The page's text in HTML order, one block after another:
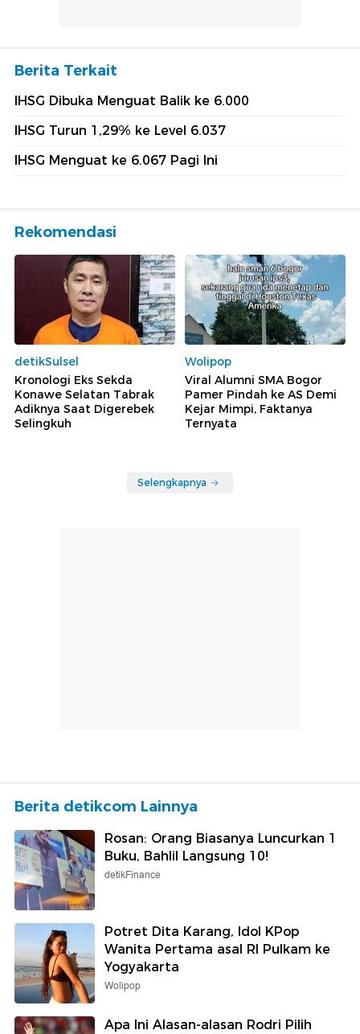
Berita Terkait
IHSG Dibuka Menguat Balik ke 6.000
IHSG Turun 1,29% ke Level 6.037
IHSG Menguat ke 6.067 Pagi Ini
Rekomendasi
detikSulsel
Kronologi Eks Sekda
Konawe Selatan Tabrak
Adiknya Saat Digerebek
Selingkuh
Wolipop
Viral Alumni SMA Bogor
Pamer Pindah ke AS Demi
Kejar Mimpi, Faktanya
Ternyata
Selengkapnya
Berita detikcom Lainnya
Rosan: Orang Biasanya Luncurkan 1
Buku, Bahlil Langsung 10!
detikFinance
Potret Dita Karang, Idol KPop
Wanita Pertama asal RI Pulkam ke
Yogyakarta
Wolipop
Apa Ini Alasan-alasan Rodri Pilih